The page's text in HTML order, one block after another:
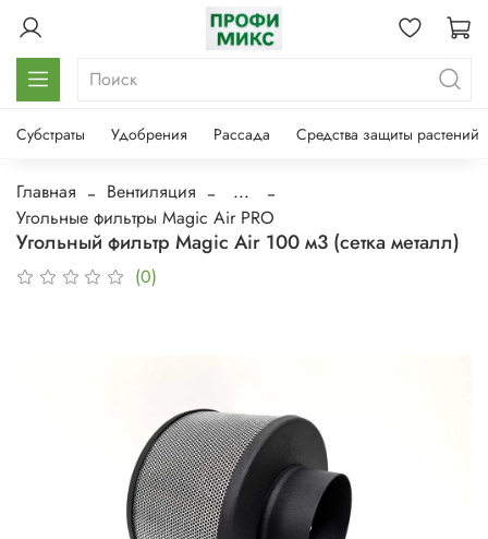
Субстраты Удобрения Рассада Средства защиты растений
Главная Вентиляция
...
Угольные фильтры Magic Air PRO
Угольный фильтр Magic Air 100 м3 (сетка металл)
(0)